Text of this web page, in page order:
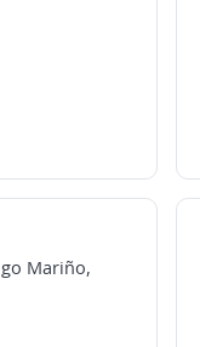
Mariño,